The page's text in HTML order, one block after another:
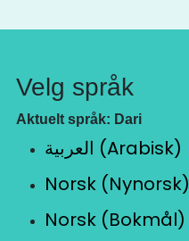
Velg språk
Aktuelt språk: Dari
العربية (Arabisk)
Norsk (Nynorsk)
Norsk (Bokmål)